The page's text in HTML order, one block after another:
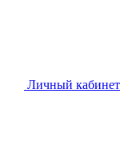
Личный кабинет